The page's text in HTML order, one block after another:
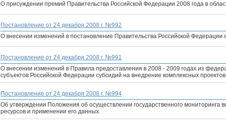
О присуждении премий Правительства Российской Федерации 2008 года в
Постановление от 24 декабря 2008 г. №992
О внесении изменений в постановление Правительства Российской Федерации
Постановление от 24 декабря 2008 г. №991
О внесении изменений в Правила предоставления в 2008 - 2009 годах из
субъектов Российской Федерации субсидий на внедрение комплексных
Постановление от 24 декабря 2008 г. №994
Об утверждении Положения об осуществлении государственного мониторинга
ресурсов и применении его данных